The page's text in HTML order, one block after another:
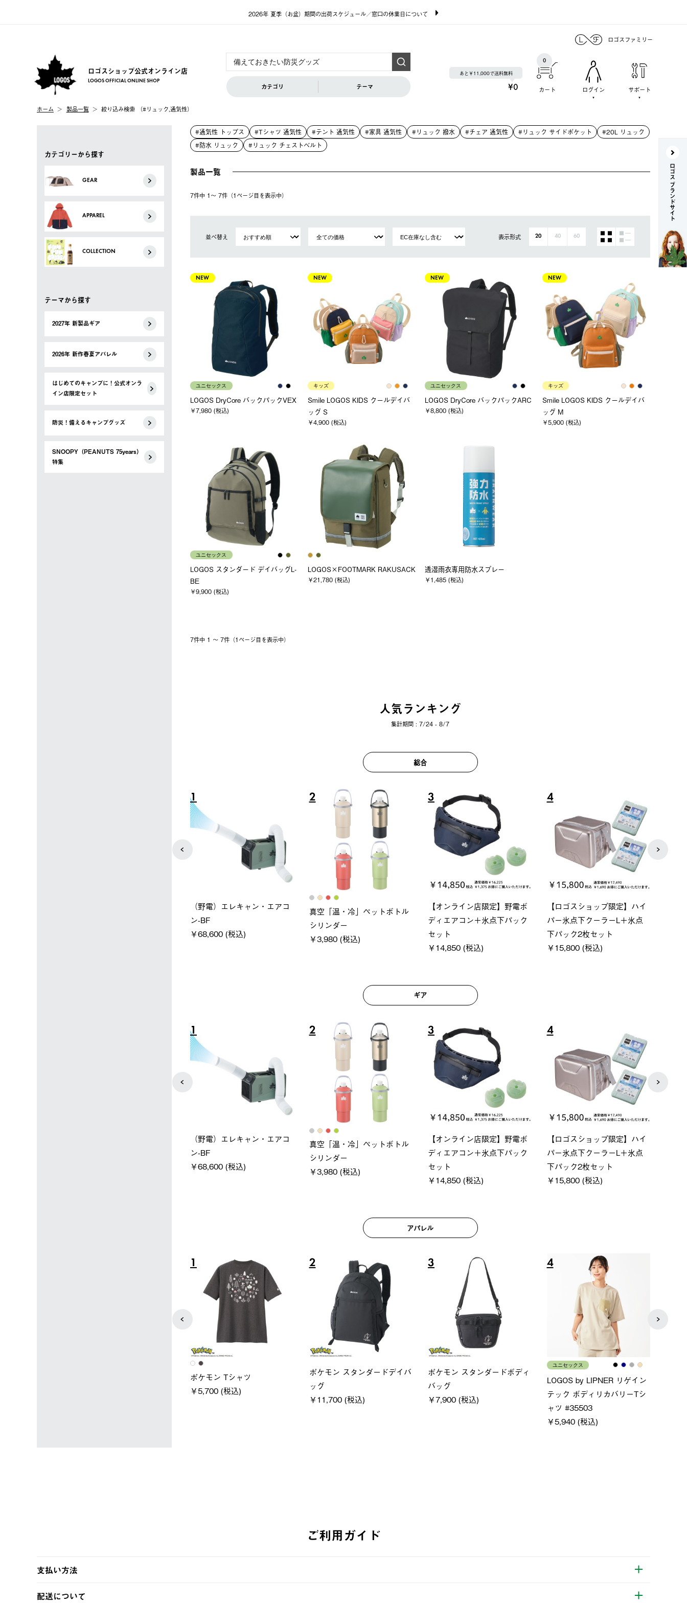
2026年 夏季（お盆）期間の出荷スケジュール／窓口の休業日について
ロゴスファミリー
ロゴスショップ公式オンライン店
LOGOS OFFICIAL ONLINE SHOP
カテゴリ テーマ
あと￥11,000で送料無料
¥0 カート
0
ログイン サポート
ホーム 製品一覧 絞り込み検索 （#リュック,通気性）
カテゴリーから探す
GEAR
APPAREL
COLLECTION
テーマから探す
2027年 新製品ギア
2026年 新作春夏アパレル
はじめてのキャンプに！公式オンラ
イン店限定セット
防災！備えるキャンプグッズ
SNOOPY（PEANUTS 75years）
特集
#通気性 トップス #Tシャツ 通気性 #テント 通気性 #家具 通気性 #リュック 撥水 #チェア 通気性 #リュック サイドポケット
#20L リュック
#防水 リュック
#リュック チェストベルト
製品一覧
7件中 1〜 7件（1ページ⽬を表⽰中）
並べ替え 表示形式 20 40 60
NEW
ユニセックス
LOGOS DryCore バックパックVEX
￥7,980 (税込)
NEW
キッズ
Smile LOGOS KIDS クールデイバ
ッグ S
￥4,900 (税込)
NEW
ユニセックス
LOGOS DryCore バックパックARC
￥8,800 (税込)
NEW
キッズ
Smile LOGOS KIDS クールデイバ
ッグ M
￥5,900 (税込)
ユニセックス
LOGOS スタンダード デイバッグL-
BE
￥9,900 (税込)
LOGOS×FOOTMARK RAKUSACK
￥21,780 (税込)
透湿雨衣専用防水スプレー
￥1,485 (税込)
7件中 1 〜 7件（1ページ⽬を表⽰中）
人気ランキング
集計期間 : 7/24 - 8/7
総合
5
ソーラーブロック 風抜きQセ
ットタープ 250-BG
￥21,800 (税込)
6
ソーラーブロック 風抜きQセ
ットタープ 200-BG
￥18,800 (税込)
7
グランベーシック スペースベ
ース・オクタゴン-BJ
￥209,000 (税込)
8
Q-TOP ソーラーサンドブロッ
クサンシェード-BF
￥16,800 (税込)
ギア
5
ソーラーブロック 風抜きQセ
ットタープ 250-BG
￥21,800 (税込)
6
ソーラーブロック 風抜きQセ
ットタープ 200-BG
￥18,800 (税込)
7
グランベーシック スペースベ
ース・オクタゴン-BJ
￥209,000 (税込)
8
Q-TOP ソーラーサンドブロッ
クサンシェード-BF
￥16,800 (税込)
アパレル
5
レディース
ノーメイクフーディ
￥5,940 (税込)
6
LOGOS by LIPNER リゲイン
テック ボディリカバリーショ
ーツ #35504
7
ＵＶサムホールジップフーデ
通常価格 特別価格
8
メンズ
クールタッチリラックスパン
ツ
￥5,500 (税込)
ご利用ガイド
支払い方法
・クレジットカード決済
配送について
ロゴス ブランドサイト